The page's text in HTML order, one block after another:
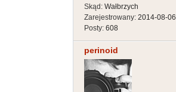
Skąd: Wałbrzych
Zarejestrowany: 2014-08-06
Posty: 608
perinoid